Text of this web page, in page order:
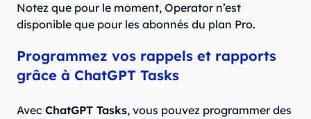
Notez que pour le moment, Operator n’est
disponible que pour les abonnés du plan Pro.
Programmez vos rappels et rapports
grâce à ChatGPT Tasks
Avec ChatGPT Tasks, vous pouvez programmer des